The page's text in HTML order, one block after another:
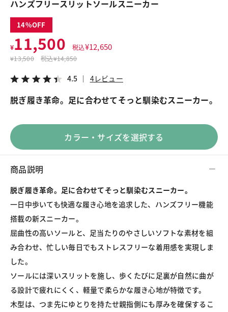
ハンズフリースリットソールスニーカー
14
¥11,500 税込¥12,650
¥13,500 税込¥14,850
4.5 4レビュー
脱ぎ履き革命。足に合わせてそっと馴染むスニーカー。
カラー・サイズを選択する
商品説明
脱ぎ履き革命。足に合わせてそっと馴染むスニーカー。
一日中歩いても快適な履き心地を追求した、ハンズフリー機能
搭載の新スニーカー。
屈曲性の高いソールと、足当たりのやさしいソフトな素材を組
み合わせ、忙しい毎日でもストレスフリーな着用感を実現しま
した。
ソールには深いスリットを施し、歩くたびに足裏が自然に曲が
る設計で疲れにくく、軽量で柔らかな履き心地が特徴です。
木型は、つま先にゆとりを持たせ親指側にも厚みを確保するこ
¥11,500
税込¥12,650